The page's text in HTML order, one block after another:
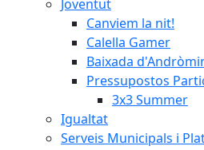
Joventut
Canviem la nit!
Calella Gamer
Baixada
Pressupostos
3x3 Summer
Igualtat
Serveis Municipals i